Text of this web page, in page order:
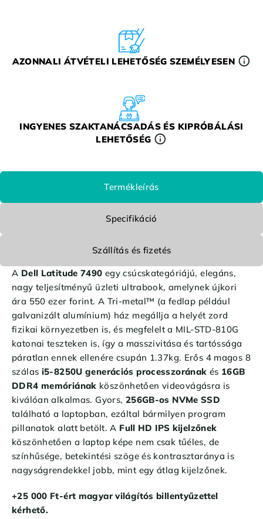
AZONNALI ÁTVÉTELI LEHETŐSÉG SZEMÉLYESEN
INGYENES SZAKTANÁCSADÁS ÉS KIPRÓBÁLÁSI
LEHETŐSÉG
Termékleírás
Specifikáció
Szállítás és fizetés
A Dell Latitude 7490 egy csúcskategóriájú, elegáns,
nagy teljesítményű üzleti ultrabook, amelynek újkori
ára 550 ezer forint. A Tri-metal™ (a fedlap például
galvanizált alumínium) ház megállja a helyét zord
fizikai környezetben is, és megfelelt a MIL-STD-810G
katonai teszteken is, így a masszivitása és tartóssága
páratlan ennek ellenére csupán 1.37kg. Erős 4 magos 8
szálas i5-8250U generációs processzorának és 16GB
DDR4 memóriának köszönhetően videovágásra is
kiválóan alkalmas. Gyors, 256GB-os NVMe SSD
található a laptopban, ezáltal bármilyen program
pillanatok alatt betölt. A Full HD IPS kijelzőnek
köszönhetően a laptop képe nem csak tűéles, de
színhűsége, betekintési szöge és kontrasztaránya is
nagyságrendekkel jobb, mint egy átlag kijelzőnek.
+25 000 Ft-ért magyar világítós billentyűzettel
kérhető.